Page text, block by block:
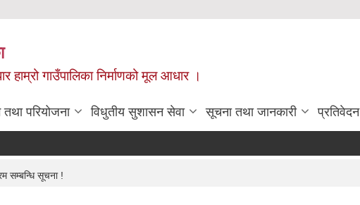
हाम्रो गाउँपालिका निर्माणको मूल आधार ।
तथा परियोजना विधुतीय सुशासन सेवा सूचना तथा जानकारी प्रतिवेदन
सम्बन्धि सूचना !